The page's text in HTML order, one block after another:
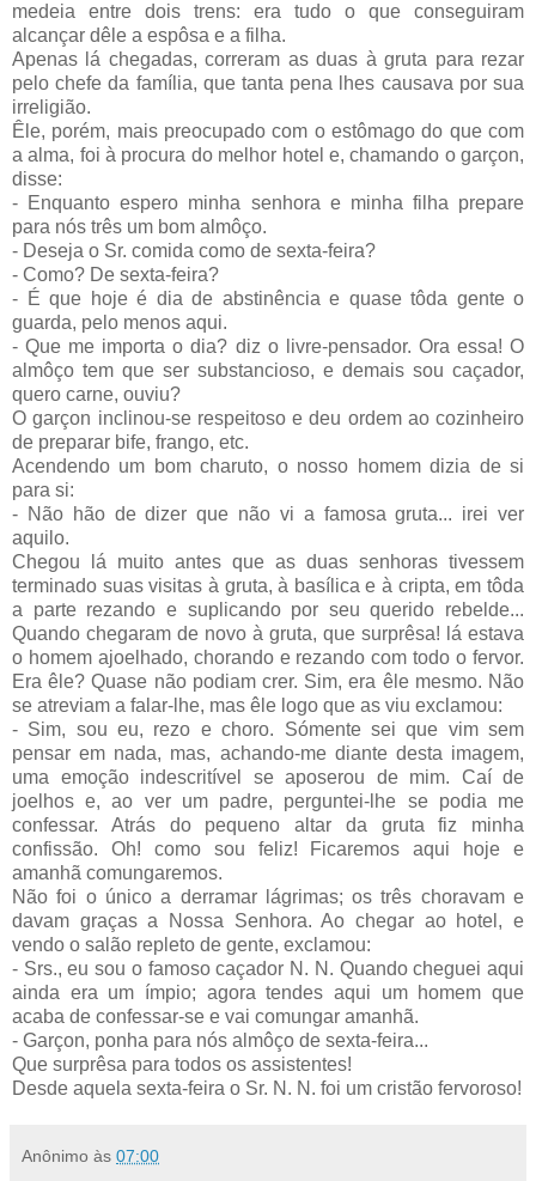
medeia entre dois trens: era tudo o que conseguiram
alcançar dêle a espôsa e a filha.
Apenas lá chegadas, correram as duas à gruta para rezar
pelo chefe da família, que tanta pena lhes causava por sua
irreligião.
Êle, porém, mais preocupado com o estômago do que com
a alma, foi à procura do melhor hotel e, chamando o garçon,
disse:
- Enquanto espero minha senhora e minha filha prepare
para nós três um bom almôço.
- Deseja o Sr. comida como de sexta-feira?
- Como? De sexta-feira?
- É que hoje é dia de abstinência e quase tôda gente o
guarda, pelo menos aqui.
- Que me importa o dia? diz o livre-pensador. Ora essa! O
almôço tem que ser substancioso, e demais sou caçador,
quero carne, ouviu?
O garçon inclinou-se respeitoso e deu ordem ao cozinheiro
de preparar bife, frango, etc.
Acendendo um bom charuto, o nosso homem dizia de si
para si:
- Não hão de dizer que não vi a famosa gruta... irei ver
aquilo.
Chegou lá muito antes que as duas senhoras tivessem
terminado suas visitas à gruta, à basílica e à cripta, em tôda
a parte rezando e suplicando por seu querido rebelde...
Quando chegaram de novo à gruta, que surprêsa! lá estava
o homem ajoelhado, chorando e rezando com todo o fervor.
Era êle? Quase não podiam crer. Sim, era êle mesmo. Não
se atreviam a falar-lhe, mas êle logo que as viu exclamou:
- Sim, sou eu, rezo e choro. Sómente sei que vim sem
pensar em nada, mas, achando-me diante desta imagem,
uma emoção indescritível se aposerou de mim. Caí de
joelhos e, ao ver um padre, perguntei-lhe se podia me
confessar. Atrás do pequeno altar da gruta fiz minha
confissão. Oh! como sou feliz! Ficaremos aqui hoje e
amanhã comungaremos.
Não foi o único a derramar lágrimas; os três choravam e
davam graças a Nossa Senhora. Ao chegar ao hotel, e
vendo o salão repleto de gente, exclamou:
- Srs., eu sou o famoso caçador N. N. Quando cheguei aqui
ainda era um ímpio; agora tendes aqui um homem que
acaba de confessar-se e vai comungar amanhã.
- Garçon, ponha para nós almôço de sexta-feira...
Que surprêsa para todos os assistentes!
Desde aquela sexta-feira o Sr. N. N. foi um cristão fervoroso!
Anônimo às 07:00